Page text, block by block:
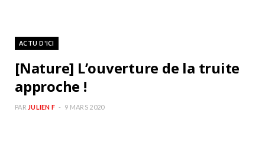
ACTU D'ICI
[Nature] L’ouverture de la truite
approche !
PAR JULIEN F 9 MARS 2020